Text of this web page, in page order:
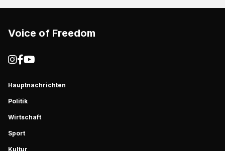
Voice of Freedom
Hauptnachrichten
Politik
Wirtschaft
Sport
Kultur